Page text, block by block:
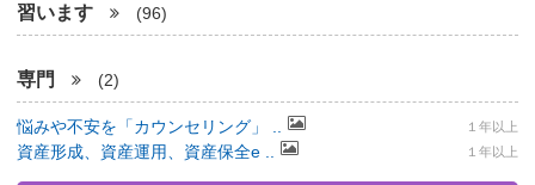
習います (96)
専門 (2)
悩みや不安を「カウンセリング」 .. １年以上
資産形成、資産運用、資産保全e .. １年以上